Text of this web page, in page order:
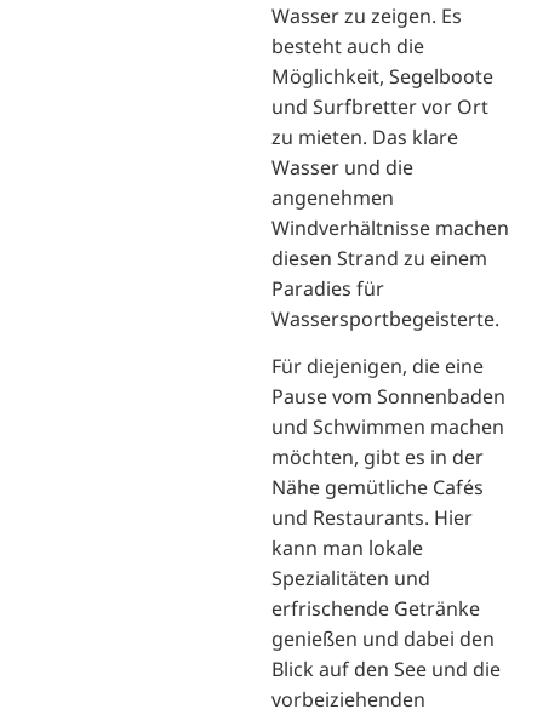
Wasser zu zeigen. Es
besteht auch die
Möglichkeit, Segelboote
und Surfbretter vor Ort
zu mieten. Das klare
Wasser und die
angenehmen
Windverhältnisse machen
diesen Strand zu einem
Paradies für
Wassersportbegeisterte.
Für diejenigen, die eine
Pause vom Sonnenbaden
und Schwimmen machen
möchten, gibt es in der
Nähe gemütliche Cafés
und Restaurants. Hier
kann man lokale
Spezialitäten und
erfrischende Getränke
genießen und dabei den
Blick auf den See und die
vorbeiziehenden